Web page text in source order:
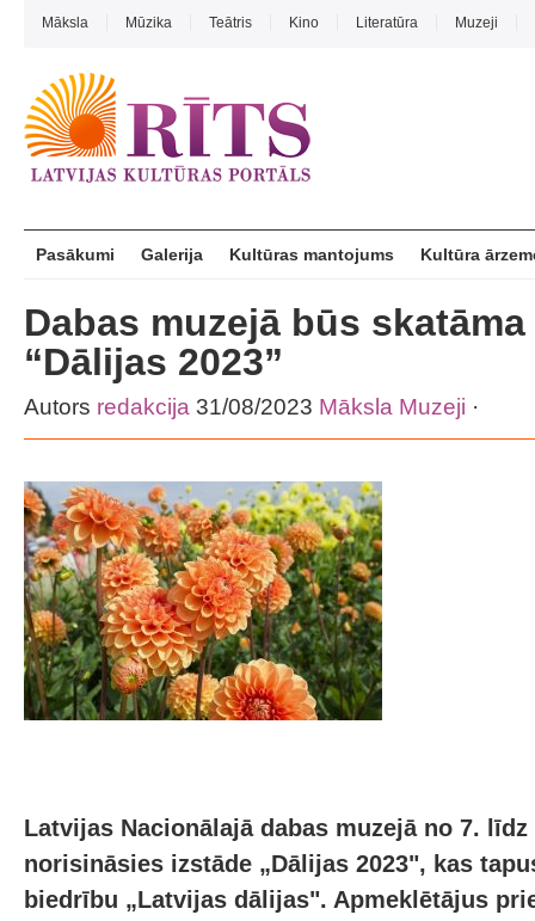
Māksla Mūzika Teātris Kino Literatūra Muzeji
Pasākumi Galerija Kultūras mantojums Kultūra
Dabas muzejā būs
“Dālijas 2023”
Autors redakcija 31/08/2023 Māksla Muzeji ·
Latvijas Nacionālajā dabas muzejā no 7.
norisināsies izstāde „Dālijas 2023", kas
biedrību „Latvijas dālijas". Apmeklētājus